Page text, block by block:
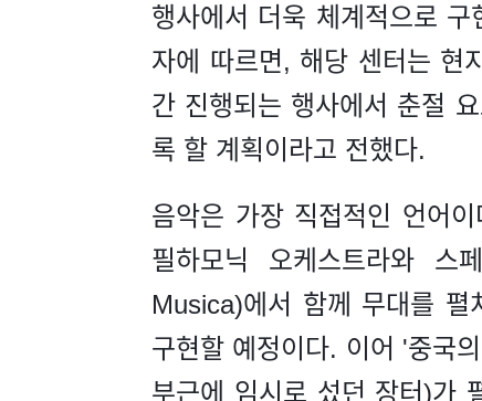
행사에서 더욱 체계적으로 구
자에 따르면, 해당 센터는 현
간 진행되는 행사에서 춘절
록 할 계획이라고 전했다.
음악은 가장 직접적인 언어
필하모닉 오케스트라와 스
Musica)에서 함께 무대를
구현할 예정이다. 이어 '중국
부근에 임시로 섰던 장터)가